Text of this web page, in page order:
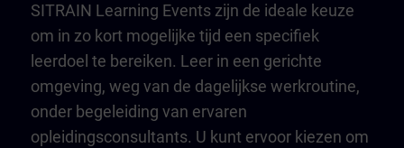
SITRAIN Learning Events zijn de ideale keuze
om in zo kort mogelijke tijd een specifiek
leerdoel te bereiken. Leer in een gerichte
omgeving, weg van de dagelijkse werkroutine,
onder begeleiding van ervaren
opleidingsconsultants. U kunt ervoor kiezen om